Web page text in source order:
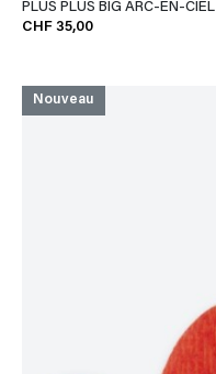
PLUS PLUS BIG ARC-EN-CIEL
CHF 35,00
Nouveau